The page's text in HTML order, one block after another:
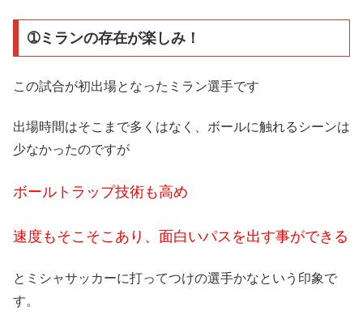
➀ミランの存在が楽しみ！
この試合が初出場となったミラン選手です
出場時間はそこまで多くはなく、ボールに触れるシーンは
少なかったのですが
ボールトラップ技術も高め
速度もそこそこあり、面白いパスを出す事ができる
とミシャサッカーに打ってつけの選手かなという印象で
す。